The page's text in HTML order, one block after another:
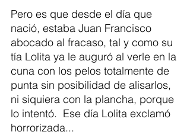
Pero es que desde el día que
nació, estaba Juan Francisco
abocado al fracaso, tal y como su
tía Lolita ya le auguró al verle en la
cuna con los pelos totalmente de
punta sin posibilidad de alisarlos,
ni siquiera con la plancha, porque
lo intentó.  Ese día Lolita exclamó
horrorizada...